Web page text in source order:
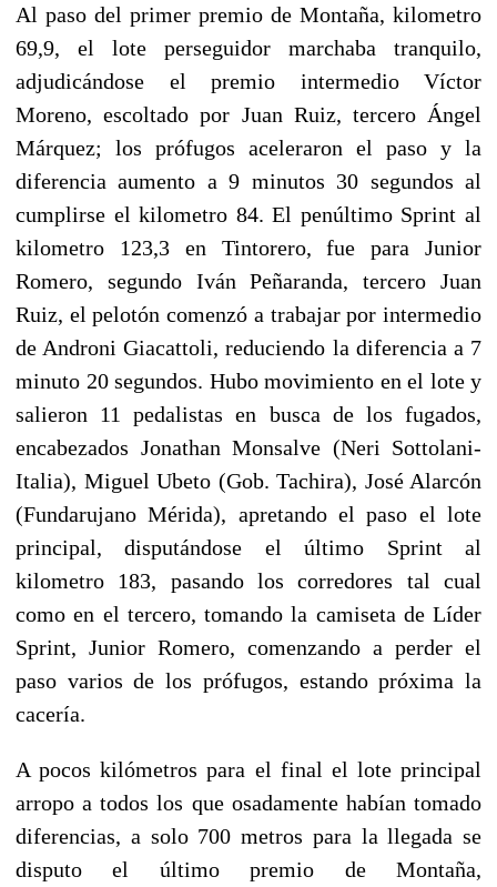
Al paso del primer premio de Montaña, kilometro
69,9, el lote perseguidor marchaba tranquilo,
adjudicándose el premio intermedio Víctor
Moreno, escoltado por Juan Ruiz, tercero Ángel
Márquez; los prófugos aceleraron el paso y la
diferencia aumento a 9 minutos 30 segundos al
cumplirse el kilometro 84. El penúltimo Sprint al
kilometro 123,3 en Tintorero, fue para Junior
Romero, segundo Iván Peñaranda, tercero Juan
Ruiz, el pelotón comenzó a trabajar por intermedio
de Androni Giacattoli, reduciendo la diferencia a 7
minuto 20 segundos. Hubo movimiento en el lote y
salieron 11 pedalistas en busca de los fugados,
encabezados Jonathan Monsalve (Neri Sottolani-
Italia), Miguel Ubeto (Gob. Tachira), José Alarcón
(Fundarujano Mérida), apretando el paso el lote
principal, disputándose el último Sprint al
kilometro 183, pasando los corredores tal cual
como en el tercero, tomando la camiseta de Líder
Sprint, Junior Romero, comenzando a perder el
paso varios de los prófugos, estando próxima la
cacería.
A pocos kilómetros para el final el lote principal
arropo a todos los que osadamente habían tomado
diferencias, a solo 700 metros para la llegada se
disputo el último premio de Montaña,